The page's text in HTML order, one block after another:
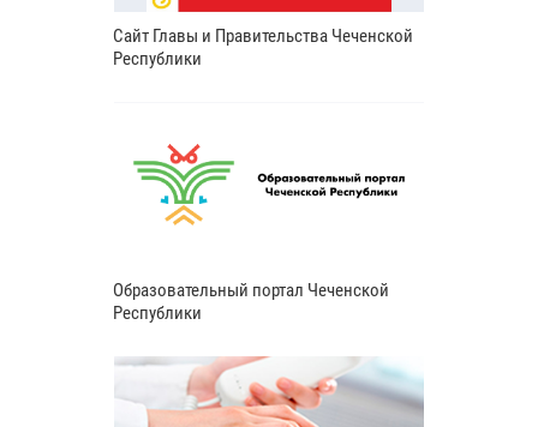
Сайт Главы и Правительства Чеченской
Республики
Образовательный портал Чеченской
Республики